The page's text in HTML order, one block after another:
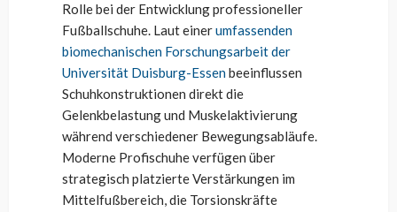
Rolle bei der Entwicklung professioneller
Fußballschuhe. Laut einerumfassenden
biomechanischen Forschungsarbeit der
Universität Duisburg-Essenbeeinflussen
Schuhkonstruktionen direkt die
Gelenkbelastung und Muskelaktivierung
während verschiedener Bewegungsabläufe.
Moderne Profischuhe verfügen über
strategisch platzierte Verstärkungen im
Mittelfußbereich, die Torsionskräfte